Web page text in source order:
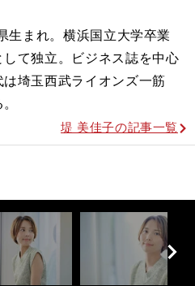
生まれ。横浜国立大学卒業
て独立。ビジネス誌を中心
埼玉西武ライオンズ一筋
堤 美佳子の記事一覧
前
へ